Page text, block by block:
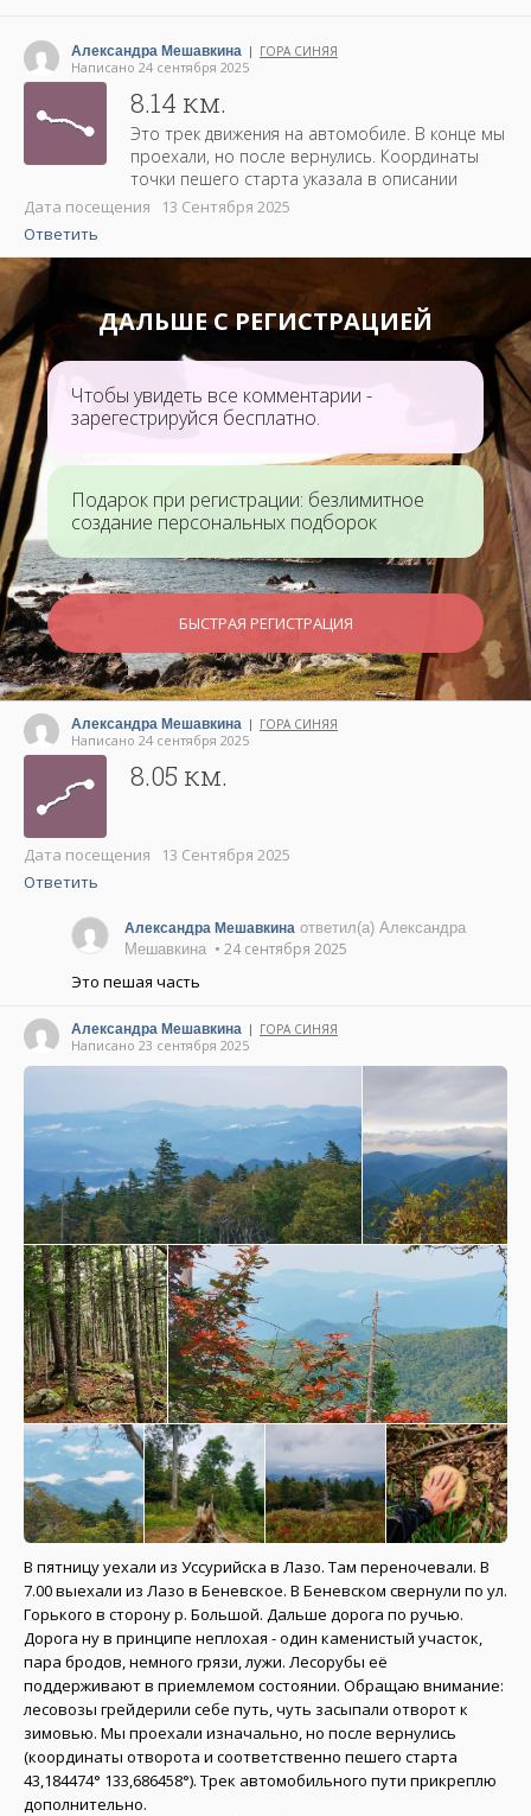
Александра Мешавкина | ГОРА СИНЯЯ
Написано 24 сентября 2025
8.14 км.
Это трек движения на автомобиле. В конце мы
проехали, но после вернулись. Координаты
точки пешего старта указала в описании
Дата посещения 13 Сентября 2025
Ответить
ДАЛЬШЕ С РЕГИСТРАЦИЕЙ
Чтобы увидеть все комментарии -
зарегестрируйся бесплатно.
Подарок при регистрации: безлимитное
создание персональных подборок
БЫСТРАЯ РЕГИСТРАЦИЯ
Александра Мешавкина | ГОРА СИНЯЯ
Написано 24 сентября 2025
8.05 км.
Дата посещения 13 Сентября 2025
Ответить
Александра Мешавкина ответил(а) Александра
Мешавкина • 24 сентября 2025
Это пешая часть
Александра Мешавкина | ГОРА СИНЯЯ
Написано 23 сентября 2025
В пятницу уехали из Уссурийска в Лазо. Там переночевали. В
7.00 выехали из Лазо в Беневское. В Беневском свернули по ул.
Горького в сторону р. Большой. Дальше дорога по ручью.
Дорога ну в принципе неплохая - один каменистый участок,
пара бродов, немного грязи, лужи. Лесорубы её
поддерживают в приемлемом состоянии. Обращаю внимание:
лесовозы грейдерили себе путь, чуть засыпали отворот к
зимовью. Мы проехали изначально, но после вернулись
(координаты отворота и соответственно пешего старта
43,184474° 133,686458°). Трек автомобильного пути прикреплю
дополнительно.